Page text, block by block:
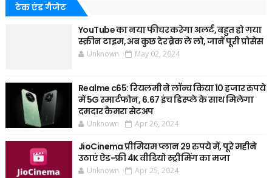
टेक एंड गैजेट
YouTube का नया फीचर करेगा अलर्ट, बहुत हो गया
स्क्रीन टाइम, अब कुछ देर ब्रेक ले लो, जानें पूरी प्रोसेस
Unknown May 02, 2024
Realme c65: रियलमी ने लॉन्च किया 10 हजार रुपये
में 5G स्मार्टफोन, 6.67 इंच डिस्प्ले के साथ मिलेगा
दमदार कैमरा सेटअप
Unknown Apr 26, 2024
JioCinema प्रीमियम प्लान 29 रुपये में, पूरे महीने
उठाएं ऐड-फ्री 4K वीडियो स्ट्रीमिंग का मजा
Unknown Apr 25, 2024